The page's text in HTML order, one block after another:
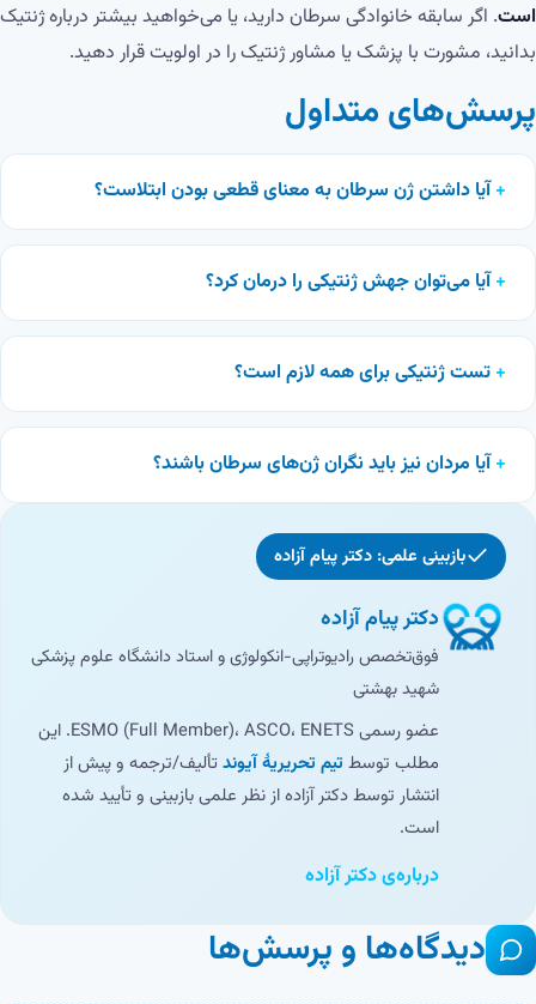
است. اگر سابقه خانوادگی سرطان دارید، یا می‌خواهید بیشتر درباره ژنتیک
بدانید، مشورت با پزشک یا مشاور ژنتیک را در اولویت قرار دهید.
پرسش‌های متداول
آیا داشتن ژن سرطان به معنای قطعی بودن ابتلاست؟
آیا می‌توان جهش ژنتیکی را درمان کرد؟
تست ژنتیکی برای همه لازم است؟
آیا مردان نیز باید نگران ژن‌های سرطان باشند؟
بازبینی علمی: دکتر پیام آزاده
دکتر پیام آزاده
فوق‌تخصص رادیوتراپی-انکولوژی و استاد دانشگاه علوم پزشکی
شهید بهشتی
عضو رسمی ESMO (Full Member)، ASCO، ENETS. این
مطلب توسط تیم تحریریهٔ آیوندتألیف/ترجمه و پیش از
انتشار توسط دکتر آزاده از نظر علمی بازبینی و تأیید شده
است.
درباره‌ی دکتر آزاده
دیدگاه‌ها و پرسش‌ها